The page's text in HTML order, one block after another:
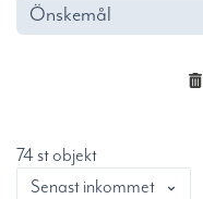
Önskemål
74 st objekt
Senast inkommet